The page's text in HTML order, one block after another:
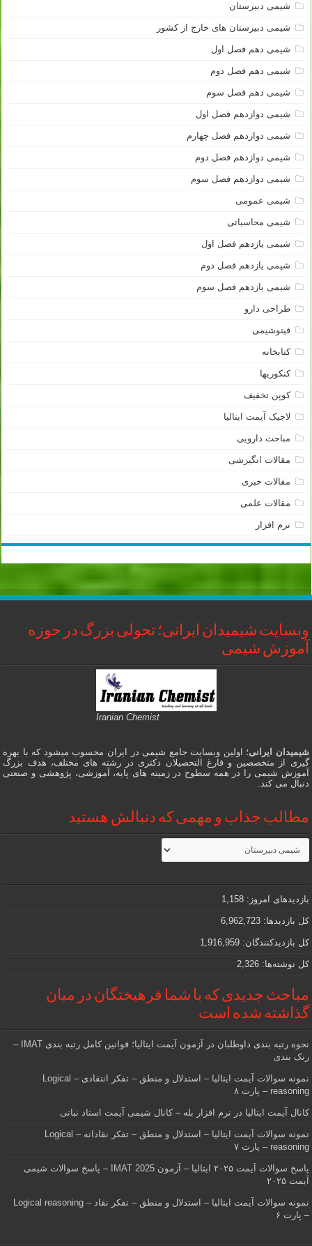
شیمی دبیرستان
شیمی دبیرستان های خارج از کشور
شیمی دهم فصل اول
شیمی دهم فصل دوم
شیمی دهم فصل سوم
شیمی دوازدهم فصل اول
شیمی دوازدهم فصل چهارم
شیمی دوازدهم فصل دوم
شیمی دوازدهم فصل سوم
شیمی عمومی
شیمی محاسباتی
شیمی یازدهم فصل اول
شیمی یازدهم فصل دوم
شیمی یازدهم فصل سوم
طراحی دارو
فیتوشیمی
کتابخانه
کنکوریها
کوپن تخفیف
لاجیک آیمت ایتالیا
مباحث دارویی
مقالات انگیزشی
مقالات خبری
مقالات علمی
نرم افزار
وبسایت شیمیدان ایرانی؛ تحولی بزرگ در حوزه
آموزش شیمی
Iranian Chemist
شیمیدان ایرانی؛ اولین وبسایت جامع شیمی در ایران محسوب میشود که با بهره
گیری از متخصصین و فارغ التحصیلان دکتری در رشته های مختلف، هدف بزرگ
آموزش شیمی را در همه سطوح در زمینه های پایه، آموزشی، پژوهشی و صنعتی
دنبال می کند.
مطالب جذاب و مهمی که دنبالش هستید
مطالب
جذاب
و
که
دنبالش
هستید
بازدیدهای امروز: 1,158
کل بازدیدها: 6,962,723
کل بازدیدکنند‌گان: 1,916,959
کل نوشته‌ها: 2,326
مباحث جدیدی که با شما فرهیختگان در میان
گذاشته شده است
نحوه رتبه بندی داوطلبان در آزمون آیمت ایتالیا؛ قوانین کامل رتبه بندی IMAT –
رنک بندی
نمونه سوالات آیمت ایتالیا – استدلال و منطق – تفکر انتقادی – Logical
reasoning – پارت ۸
کانال آیمت ایتالیا در نرم افزار بله – کانال شیمی آیمت استاد نباتی
نمونه سوالات آیمت ایتالیا – استدلال و منطق – تفکر نقادانه – Logical
reasoning – پارت ۷
پاسخ سوالات آیمت ۲۰۲۵ ایتالیا – آزمون IMAT 2025 – پاسخ سوالات شیمی
آیمت ۲۰۲۵
نمونه سوالات آیمت ایتالیا – استدلال و منطق – تفکر نقاد – Logical reasoning
– پارت ۶